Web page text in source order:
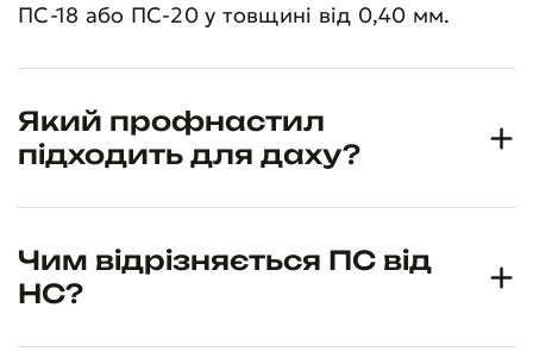
ПС-18 або ПС-20 у товщині від 0,40 мм.
Який профнастил
підходить для даху?
Чим відрізняється ПС від
НС?